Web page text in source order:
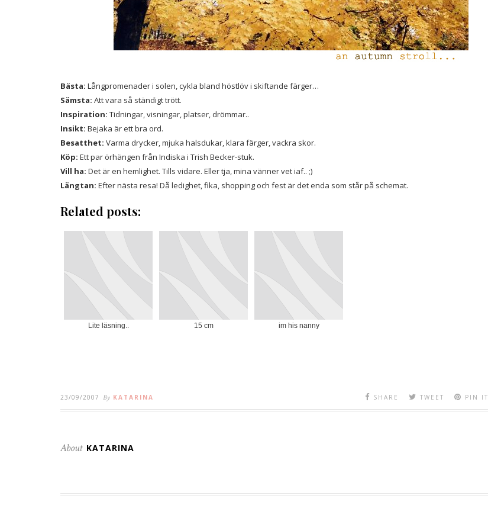
Bästa: Långpromenader i solen, cykla bland höstlöv i skiftande färger…
Sämsta: Att vara så ständigt trött.
Inspiration: Tidningar, visningar, platser, drömmar..
Insikt: Bejaka är ett bra ord.
Besatthet: Varma drycker, mjuka halsdukar, klara färger, vackra skor.
Köp: Ett par örhängen från Indiska i Trish Becker-stuk.
Vill ha: Det är en hemlighet. Tills vidare. Eller tja, mina vänner vet iaf.. ;)
Längtan: Efter nästa resa! Då ledighet, fika, shopping och fest är det enda som står på schemat.
Related posts:
Lite läsning.. 15 cm im his nanny
23/09/2007 By KATARINA SHARE TWEET PIN IT
About KATARINA